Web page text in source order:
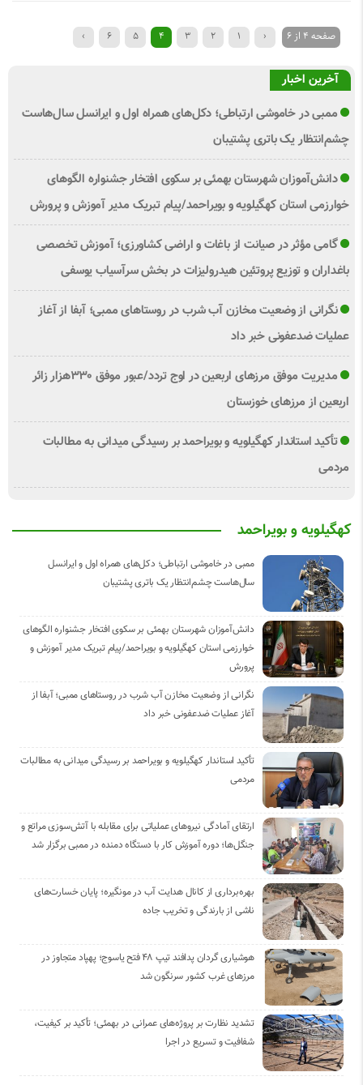
صفحه 4 از 6 ‹
1
2
3
4
5
6
›
آخرین اخبار
ممبی در خاموشی ارتباطی؛ دکل‌های همراه اول و ایرانسل سال‌هاست
چشم‌انتظار یک باتری پشتیبان
دانش‌آموزان شهرستان بهمئی بر سکوی افتخار جشنواره الگوهای
خوارزمی استان کهگیلویه و بویراحمد/پیام تبریک مدیر آموزش و پرورش
گامی مؤثر در صیانت از باغات و اراضی کشاورزی؛ آموزش تخصصی
باغداران و توزیع پروتئین هیدرولیزات در بخش سرآسیاب یوسفی
نگرانی از وضعیت مخازن آب شرب در روستاهای ممبی؛ آبفا از آغاز
عملیات ضدعفونی خبر داد
مدیریت موفق مرزهای اربعین در اوج تردد/عبور موفق ۳۳۰هزار زائر
اربعین از مرزهای خوزستان
تأکید استاندار کهگیلویه و بویراحمد بر رسیدگی میدانی به مطالبات
مردمی
کهگیلویه و بویراحمد
ممبی در خاموشی ارتباطی؛ دکل‌های همراه اول و ایرانسل
سال‌هاست چشم‌انتظار یک باتری پشتیبان
دانش‌آموزان شهرستان بهمئی بر سکوی افتخار جشنواره الگوهای
خوارزمی استان کهگیلویه و بویراحمد/پیام تبریک مدیر آموزش و
پرورش
نگرانی از وضعیت مخازن آب شرب در روستاهای ممبی؛ آبفا از
آغاز عملیات ضدعفونی خبر داد
تأکید استاندار کهگیلویه و بویراحمد بر رسیدگی میدانی به مطالبات
مردمی
ارتقای آمادگی نیروهای عملیاتی برای مقابله با آتش‌سوزی مراتع و
جنگل‌ها؛ دوره آموزش کار با دستگاه دمنده در ممبی برگزار شد
بهره‌برداری از کانال هدایت آب در مونگیره؛ پایان خسارت‌های
ناشی از بارندگی و تخریب جاده
هوشیاری گردان پدافند تیپ ۴۸ فتح یاسوج؛ پهپاد متجاوز در
مرزهای غرب کشور سرنگون شد
تشدید نظارت بر پروژه‌های عمرانی در بهمئی؛ تأکید بر کیفیت،
شفافیت و تسریع در اجرا